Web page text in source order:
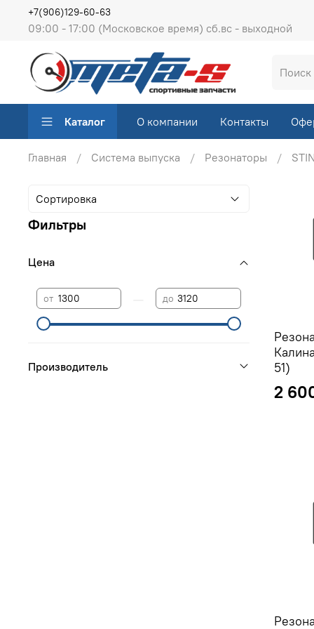
09:00 - 17:00 (Московское время) сб.вс - выходной
+7(906)129-60-63
Каталог О компании Контакты
Главная Система выпуска Резонаторы
51)
2
Фильтры
Цена
от до
Производитель